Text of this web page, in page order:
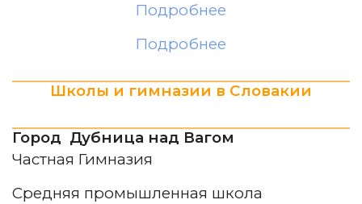
Подробнее
Подробнее
Школы и гимназии в Словакии
Город Дубница над Вагом
Частная Гимназия
Средняя промышленная школа